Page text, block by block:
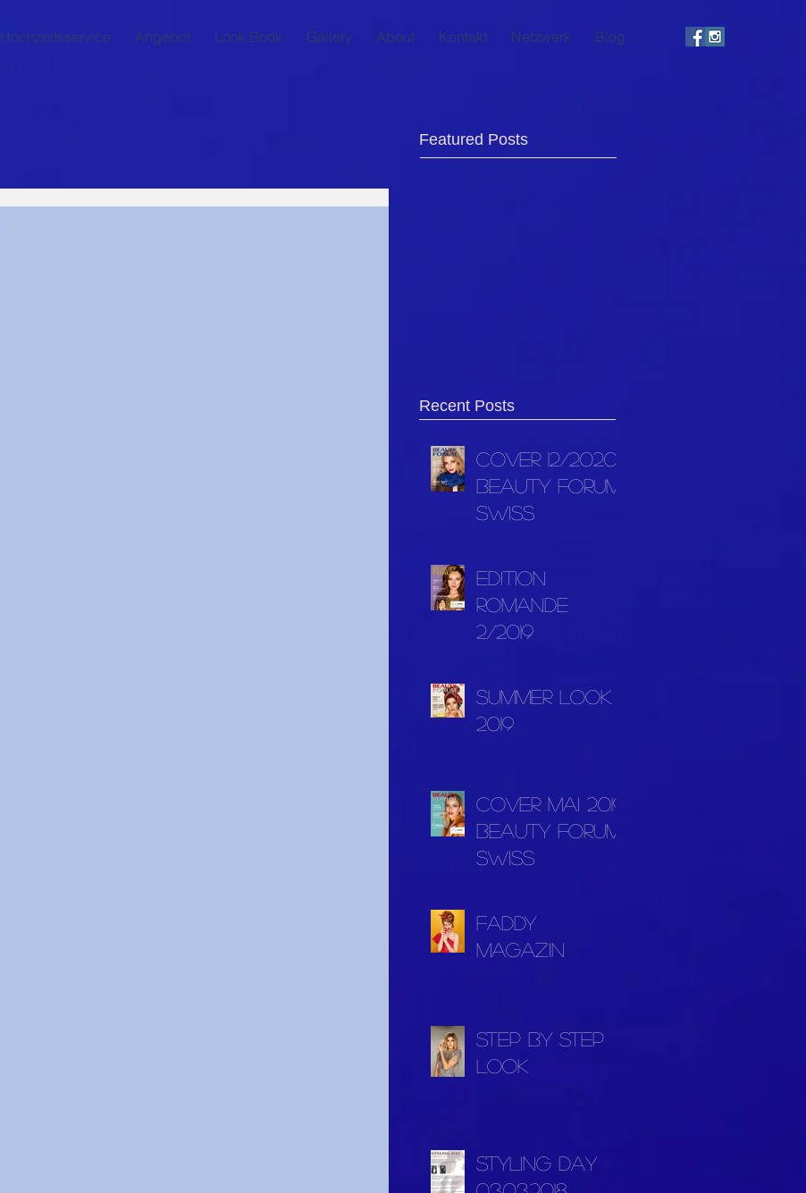
Hochzeitsservice Angebot Look Book Gallery About Kontakt Netzwerk Blog
Featured Posts
Recent Posts
COVER 12/2020
BEAUTY FORUM
SWISS
Edition
Romande
2/2019
Summer Look
2019
Cover Mai 2019
Beauty Forum
Swiss
FADDY
MAGAZIN
Step by Step
Look
STYLING DAY